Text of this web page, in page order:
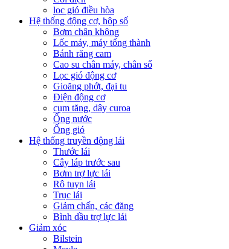
lọc gió điều hòa
Hệ thống động cơ, hộp số
Bơm chân không
Lốc máy, máy tổng thành
Bánh răng cam
Cao su chân máy, chân số
Lọc gió động cơ
Gioăng phớt, đại tu
Điện động cơ
cụm tăng, dây curoa
Ống nước
Ống gió
Hệ thống truyền động lái
Thước lái
Cây láp trước sau
Bơm trợ lực lái
Rô tuyn lái
Trục lái
Giảm chấn, các đăng
Bình dầu trợ lực lái
Giảm xóc
Bilstein